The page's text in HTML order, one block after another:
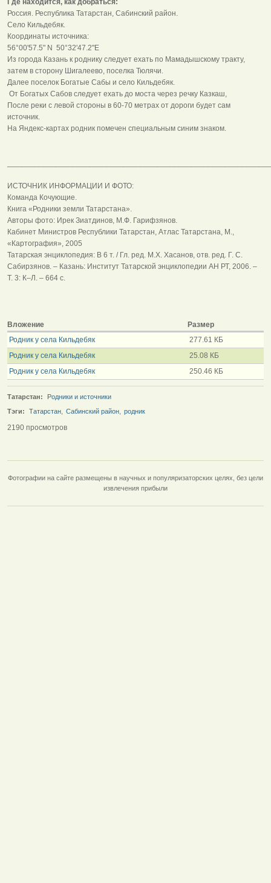
Где находится, как добраться:
Россия. Республика Татарстан, Сабинский район.
Село Кильдебяк.
Координаты источника:
56°00'57.5" N 50°32'47.2"E
Из города Казань к роднику следует ехать по Мамадышскому тракту,
затем в сторону Шигалеево, поселка Тюлячи.
Далее поселок Богатые Сабы и село Кильдебяк.
От Богатых Сабов следует ехать до моста через речку Казкаш,
После реки с левой стороны в 60-70 метрах от дороги будет сам
источник.
На Яндекс-картах родник помечен специальным синим знаком.
ИСТОЧНИК ИНФОРМАЦИИ И ФОТО:
Команда Кочующие.
Книга «Родники земли Татарстана».
Авторы фото: Ирек Зиатдинов, М.Ф. Гарифзянов.
Кабинет Министров Республики Татарстан, Атлас Татарстана, М.,
«Картография», 2005
Татарская энциклопедия: В 6 т. / Гл. ред. М.Х. Хасанов, отв. ред. Г. С.
Сабирзянов. – Казань: Институт Татарской энциклопедии АН РТ, 2006. –
Т. 3: К–Л. – 664 с.
Вложение
Размер
Родник у села Кильдебяк
277.61 КБ
Родник у села Кильдебяк
25.08 КБ
Родник у села Кильдебяк
250.46 КБ
Татарстан:
Родники и источники
Тэги:
Татарстан Сабинский район родник
2190 просмотров
Фотографии на сайте размещены в научных и популяризаторских целях, без цели
извлечения прибыли